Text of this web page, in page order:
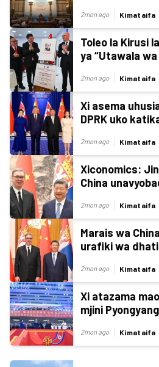
2mon ago Kimataifa
Toleo la Kirusi
ya “Utawala wa
2mon ago Kimataifa
Xi asema
DPRK uko
2mon ago Kimataifa
Xiconomics:
China
2mon ago Kimataifa
Marais wa
urafiki wa dhati
2mon ago Kimataifa
Xi atazama
mjini Pyongyang
2mon ago Kimataifa